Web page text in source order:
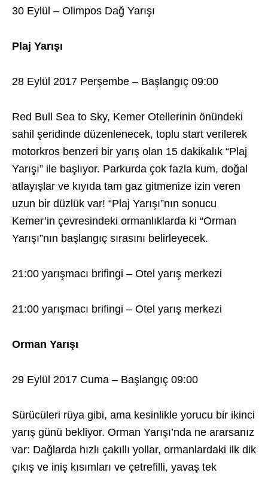
30 Eylül – Olimpos Dağ Yarışı
Plaj Yarışı
28 Eylül 2017 Perşembe – Başlangıç 09:00
Red Bull Sea to Sky, Kemer Otellerinin önündeki
sahil şeridinde düzenlenecek, toplu start verilerek
motorkros benzeri bir yarış olan 15 dakikalık “Plaj
Yarışı” ile başlıyor. Parkurda çok fazla kum, doğal
atlayışlar ve kıyıda tam gaz gitmenize izin veren
uzun bir düzlük var! “Plaj Yarışı”nın sonucu
Kemer’in çevresindeki ormanlıklarda ki “Orman
Yarışı”nın başlangıç sırasını belirleyecek.
21:00 yarışmacı brifingi – Otel yarış merkezi
21:00 yarışmacı brifingi – Otel yarış merkezi
Orman Yarışı
29 Eylül 2017 Cuma – Başlangıç 09:00
Sürücüleri rüya gibi, ama kesinlikle yorucu bir ikinci
yarış günü bekliyor. Orman Yarışı’nda ne ararsanız
var: Dağlarda hızlı çakıllı yollar, ormanlardaki ilk dik
çıkış ve iniş kısımları ve çetrefilli, yavaş tek